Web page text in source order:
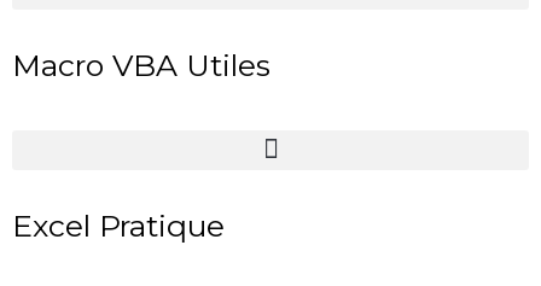
Macro VBA Utiles
Excel Pratique